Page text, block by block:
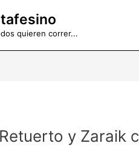
quieren correr...
y Zaraik